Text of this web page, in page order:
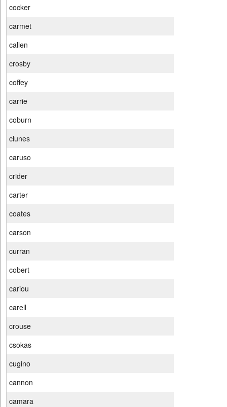
cocker
carmet
callen
crosby
coffey
carrie
coburn
clunes
caruso
crider
carter
coates
carson
curran
cobert
cariou
carell
crouse
csokas
cugino
cannon
camara